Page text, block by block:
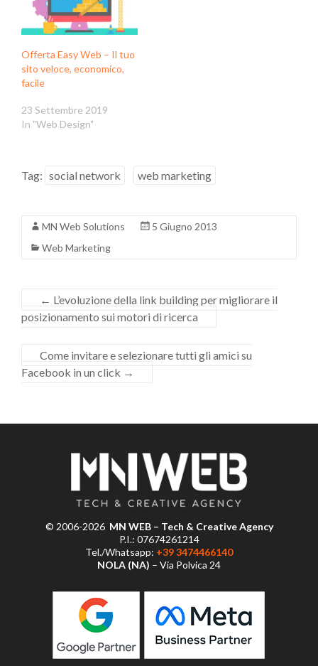
Offerta Easy Web – Il tuo
sito veloce, economico,
facile
23 Settembre 2019
In "Web Design"
Tag: social network web marketing
MN Web Solutions
5 Giugno 2013
Web Marketing
← L’evoluzione della link building per migliorare il
posizionamento sui motori di ricerca
Come invitare e selezionare tutti gli amici su
Facebook in un click →
© 2006-2026 MN WEB – Tech & Creative Agency
P.I.: 07674261214
Tel./Whatsapp: +39 3474466140
NOLA (NA) – Via Polvica 24